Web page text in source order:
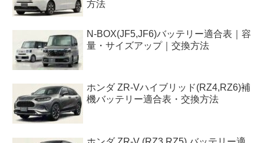
方法
N-BOX(JF5,JF6)バッテリー適合表｜容
量・サイズアップ｜交換方法
ホンダ ZR-Vハイブリッド(RZ4,RZ6)補
機バッテリー適合表・交換方法